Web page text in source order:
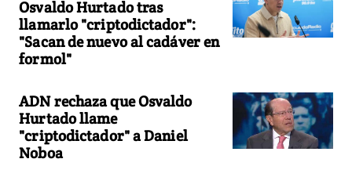
Osvaldo Hurtado tras
llamarlo "criptodictador":
"Sacan de nuevo al cadáver en
formol"
ADN rechaza que Osvaldo
Hurtado llame
"criptodictador" a Daniel
Noboa